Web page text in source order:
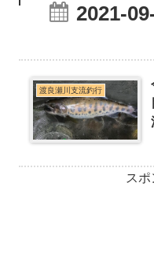
2021-
渡良瀬川支流釣行
スポ